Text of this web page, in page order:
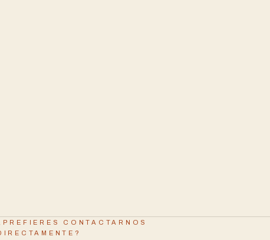
CONTACTARNOS